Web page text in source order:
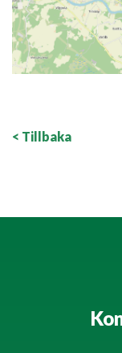
< Tillbaka